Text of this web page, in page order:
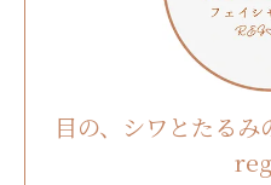
目の、シワとたる